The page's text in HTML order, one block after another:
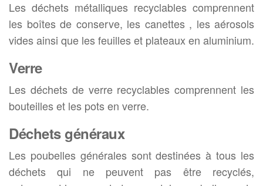
Les déchets métalliques recyclables comprennent
les boîtes de conserve, les canettes , les aérosols
vides ainsi que les feuilles et plateaux en aluminium.
Verre
Les déchets de verre recyclables comprennent les
bouteilles et les pots en verre.
Déchets généraux
Les poubelles générales sont destinées à tous les
déchets qui ne peuvent pas être recyclés,